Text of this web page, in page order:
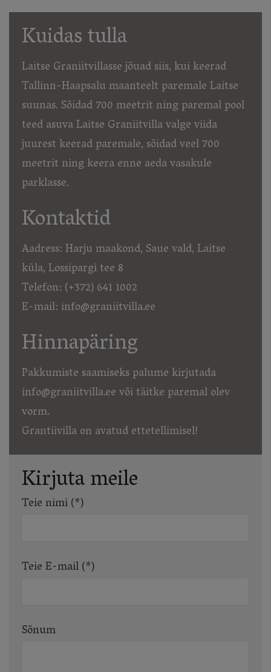
Kuidas tulla
Laitse Graniitvillasse jõuad siis, kui keerad
Tallinn-Haapsalu maanteelt paremale Laitse
suunas. Sõidad 700 meetrit ning paremal pool
teed asuva Laitse Graniitvilla valge viida
juurest keerad paremale, sõidad veel 700
meetrit ning keera enne aeda vasakule
parklasse.
Kontaktid
Aadress: Harju maakond, Saue vald, Laitse
küla, Lossipargi tee 8
Telefon: (+372) 641 1002
E-mail: info@graniitvilla.ee
Hinnapäring
Pakkumiste saamiseks palume kirjutada
info@graniitvilla.ee või täitke paremal olev
vorm.
Grantiivilla on avatud ettetellimisel!
Kirjuta meile
Teie nimi (*)
Teie E-mail (*)
Sõnum